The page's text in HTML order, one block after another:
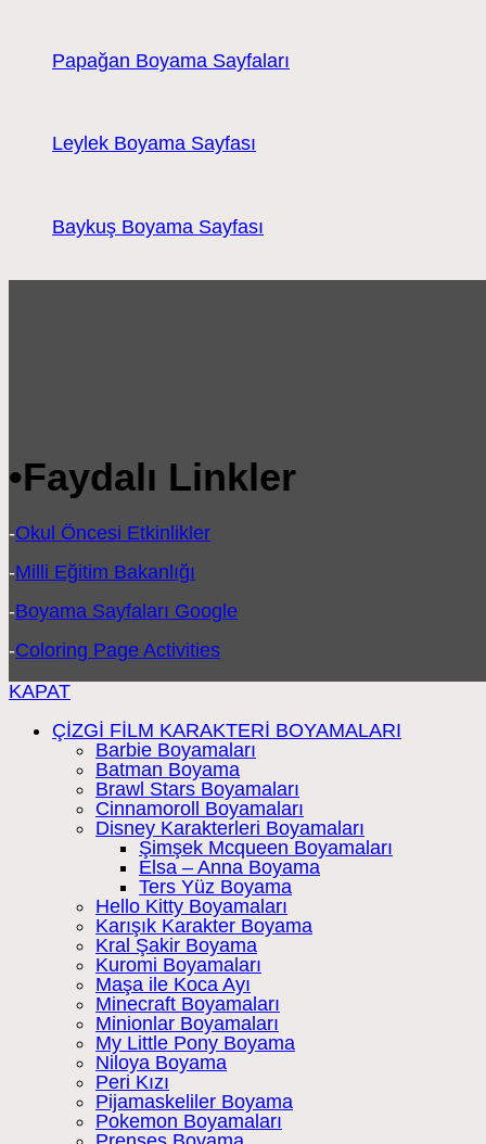
Papağan Boyama Sayfaları
Leylek Boyama Sayfası
Baykuş Boyama Sayfası
•Faydalı Linkler
-Okul Öncesi Etkinlikler
-Milli Eğitim Bakanlığı
-Boyama Sayfaları Google
-Coloring Page Activities
KAPAT
ÇİZGİ FİLM KARAKTERİ BOYAMALARI
Barbie Boyamaları
Batman Boyama
Brawl Stars Boyamaları
Cinnamoroll Boyamaları
Disney Karakterleri Boyamaları
Şimşek Mcqueen Boyamaları
Elsa – Anna Boyama
Ters Yüz Boyama
Hello Kitty Boyamaları
Karışık Karakter Boyama
Kral Şakir Boyama
Kuromi Boyamaları
Maşa ile Koca Ayı
Minecraft Boyamaları
Minionlar Boyamaları
My Little Pony Boyama
Niloya Boyama
Peri Kızı
Pijamaskeliler Boyama
Pokemon Boyamaları